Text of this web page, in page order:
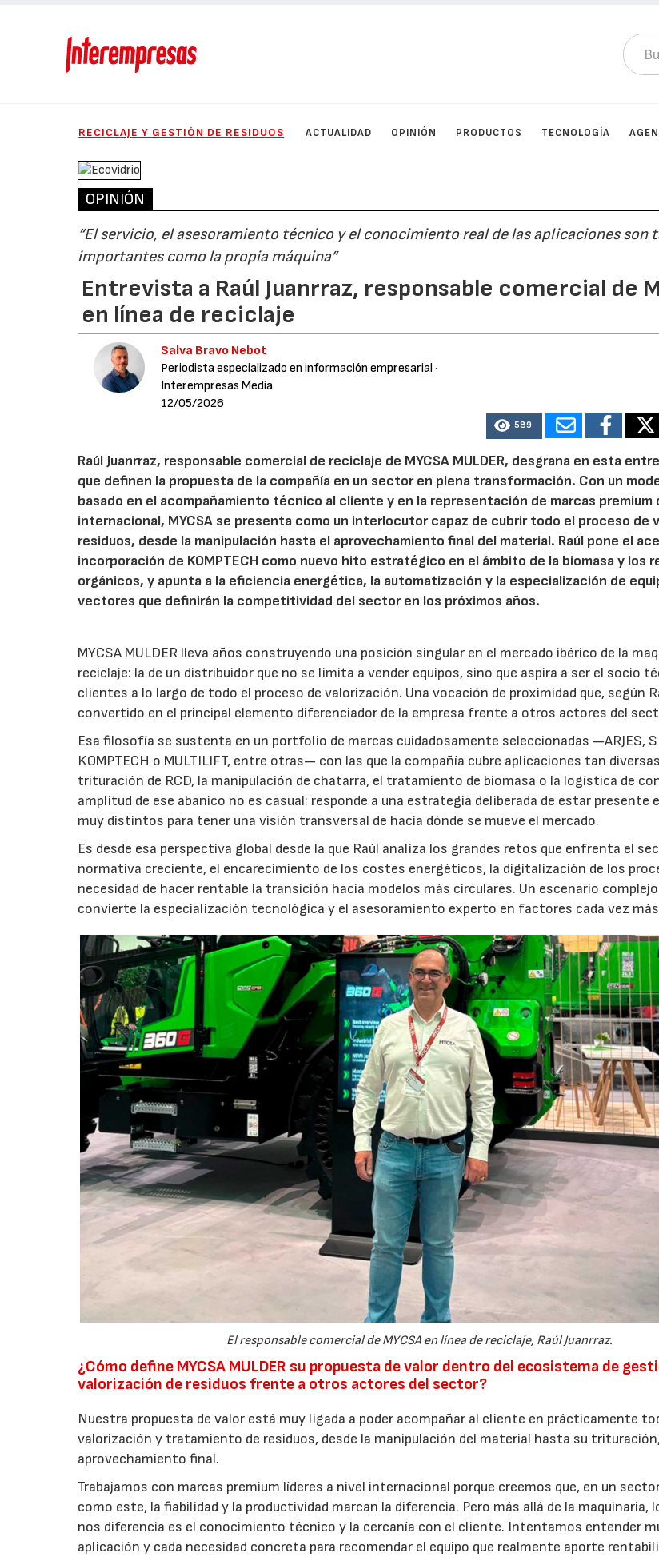
RECICLAJE Y GESTIÓN DE RESIDUOS ACTUALIDAD OPINIÓN PRODUCTOS TECNOLOGÍA
OPINIÓN
“El servicio, el asesoramiento técnico y el conocimiento real de las aplicaciones son
importantes como la propia máquina”
Entrevista a Raúl Juanrraz, responsable comercial de
en línea de reciclaje
Salva Bravo Nebot
Periodista especializado en información empresarial·
Interempresas Media
12/05/2026
589
Raúl Juanrraz, responsable comercial de reciclaje de MYCSA MULDER, desgrana en esta
que definen la propuesta de la compañía en un sector en plena transformación. Con un
basado en el acompañamiento técnico al cliente y en la representación de marcas
internacional, MYCSA se presenta como un interlocutor capaz de cubrir todo el proceso de
residuos, desde la manipulación hasta el aprovechamiento final del material. Raúl pone el
incorporación de KOMPTECH como nuevo hito estratégico en el ámbito de la biomasa y los
orgánicos, y apunta a la eficiencia energética, la automatización y la especialización de
vectores que definirán la competitividad del sector en los próximos años.
MYCSA MULDER lleva años construyendo una posición singular en el mercado ibérico de la
reciclaje: la de un distribuidor que no se limita a vender equipos, sino que aspira a ser el socio
clientes a lo largo de todo el proceso de valorización. Una vocación de proximidad que, según
convertido en el principal elemento diferenciador de la empresa frente a otros actores del
Esa filosofía se sustenta en un portfolio de marcas cuidadosamente seleccionadas —ARJES,
KOMPTECH o MULTILIFT, entre otras— con las que la compañía cubre aplicaciones tan
trituración de RCD, la manipulación de chatarra, el tratamiento de biomasa o la logística de
amplitud de ese abanico no es casual: responde a una estrategia deliberada de estar presente
muy distintos para tener una visión transversal de hacia dónde se mueve el mercado.
Es desde esa perspectiva global desde la que Raúl analiza los grandes retos que enfrenta el
normativa creciente, el encarecimiento de los costes energéticos, la digitalización de los
necesidad de hacer rentable la transición hacia modelos más circulares. Un escenario complejo
convierte la especialización tecnológica y el asesoramiento experto en factores cada vez
El responsable comercial de MYCSA en línea de reciclaje, Raúl Juanrraz.
¿Cómo define MYCSA MULDER su propuesta de valor dentro del ecosistema de
valorización de residuos frente a otros actores del sector?
Nuestra propuesta de valor está muy ligada a poder acompañar al cliente en prácticamente
valorización y tratamiento de residuos, desde la manipulación del material hasta su
aprovechamiento final.
Trabajamos con marcas premium líderes a nivel internacional porque creemos que, en un
como este, la fiabilidad y la productividad marcan la diferencia. Pero más allá de la maquinaria,
nos diferencia es el conocimiento técnico y la cercanía con el cliente. Intentamos entender
aplicación y cada necesidad concreta para recomendar el equipo que realmente aporte
21/07/2026